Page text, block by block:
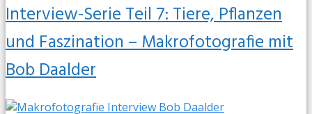
Interview-Serie Teil 7: Tiere, Pflanzen
und Faszination – Makrofotografie mit
Bob Daalder